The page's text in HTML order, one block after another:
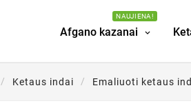
Afgano kazanai
NAUJIENA!
Ketaus indai Emaliuoti ketaus